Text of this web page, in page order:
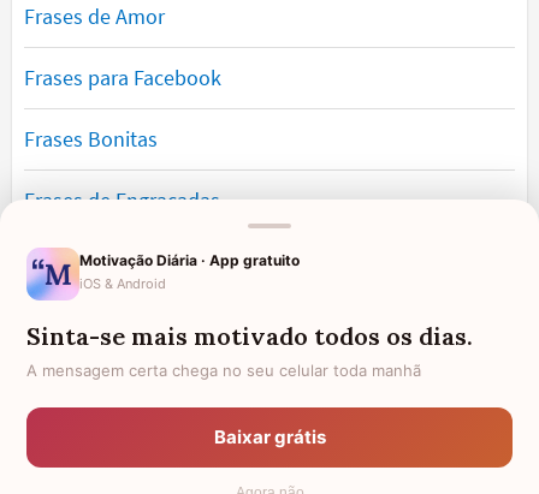
Frases de Amor
Frases para Facebook
Frases Bonitas
Frases de Engraçadas
Frases Românticas
Frases de Reflexão
Frases Lindas
Motivação Diária · App gratuito
iOS & Android
Sinta-se mais motivado todos os dias.
A mensagem certa chega no seu celular toda manhã
Baixar grátis